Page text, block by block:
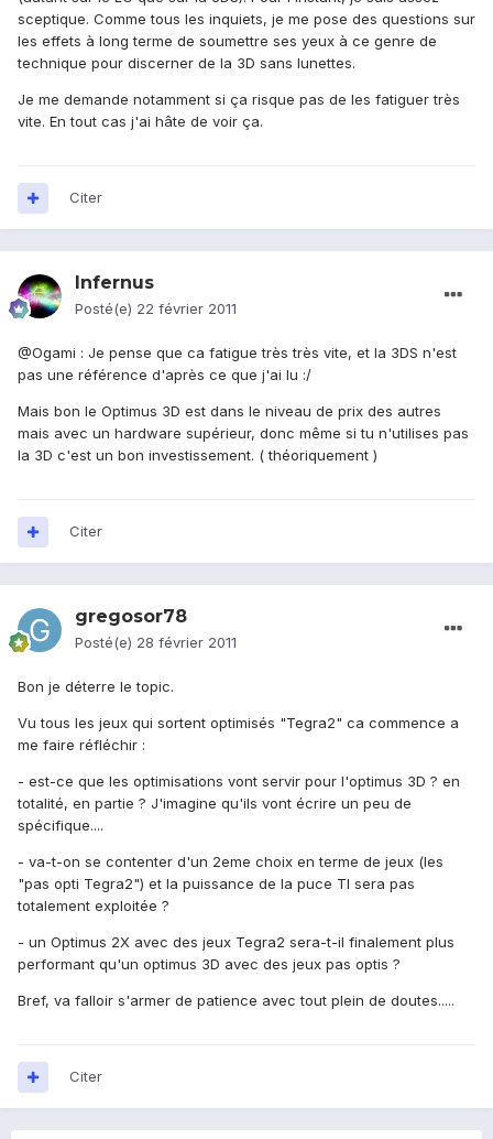
sceptique. Comme tous les inquiets, je me pose des questions sur
les effets à long terme de soumettre ses yeux à ce genre de
technique pour discerner de la 3D sans lunettes.
Je me demande notamment si ça risque pas de les fatiguer très
vite. En tout cas j'ai hâte de voir ça.
Citer
Infernus
Posté(e) 22 février 2011
@Ogami : Je pense que ca fatigue très très vite, et la 3DS n'est
pas une référence d'après ce que j'ai lu :/
Mais bon le Optimus 3D est dans le niveau de prix des autres
mais avec un hardware supérieur, donc même si tu n'utilises pas
la 3D c'est un bon investissement. ( théoriquement )
Citer
gregosor78
Posté(e) 28 février 2011
Bon je déterre le topic.
Vu tous les jeux qui sortent optimisés "Tegra2" ca commence a
me faire réfléchir :
- est-ce que les optimisations vont servir pour l'optimus 3D ? en
totalité, en partie ? J'imagine qu'ils vont écrire un peu de
spécifique....
- va-t-on se contenter d'un 2eme choix en terme de jeux (les
"pas opti Tegra2") et la puissance de la puce TI sera pas
totalement exploitée ?
- un Optimus 2X avec des jeux Tegra2 sera-t-il finalement plus
performant qu'un optimus 3D avec des jeux pas optis ?
Bref, va falloir s'armer de patience avec tout plein de doutes.....
Citer